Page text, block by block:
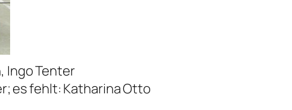
Ingo Tenter
es fehlt: Katharina Otto